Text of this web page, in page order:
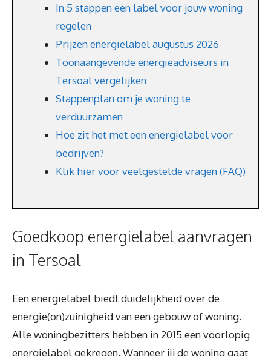
In 5 stappen een label voor jouw woning
regelen
Prijzen energielabel augustus 2026
Toonaangevende energieadviseurs in
Tersoal vergelijken
Stappenplan om je woning te
verduurzamen
Hoe zit het met een energielabel voor
bedrijven?
Klik hier voor veelgestelde vragen (FAQ)
Goedkoop energielabel aanvragen
in Tersoal
Een energielabel biedt duidelijkheid over de
energie(on)zuinigheid van een gebouw of woning.
Alle woningbezitters hebben in 2015 een voorlopig
energielabel gekregen. Wanneer jij de woning gaat